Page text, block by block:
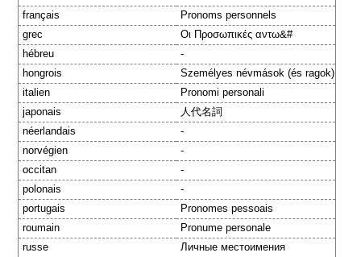
français
Pronoms personnels
grec
Οι Προσωπικές αντω&#
hébreu
-
hongrois
Személyes névmások (és ragok)
italien
Pronomi personali
japonais
人代名詞
néerlandais
-
norvégien
-
occitan
-
polonais
-
portugais
Pronomes pessoais
roumain
Pronume personale
russe
Личные местоимения